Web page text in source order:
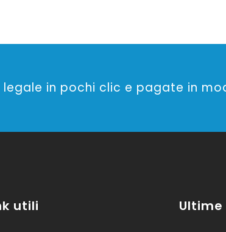
in pochi clic e pagate in
utili